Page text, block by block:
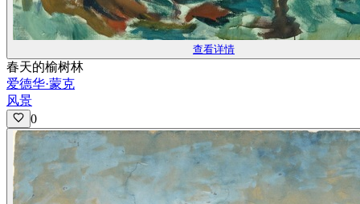
查看详情
春天的榆树林
爱德华·蒙克
风景
0